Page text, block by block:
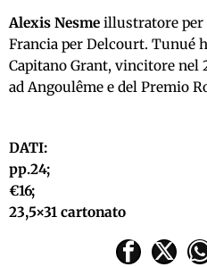
Alexis Nesme illustratore per
Francia per Delcourt. Tunué
Capitano Grant, vincitore nel
ad Angoulême e del Premio
DATI:
pp.24;
€16;
23,5×31 cartonato